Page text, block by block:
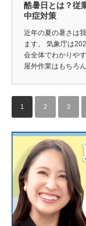
酷暑日とは？従
中症対策
近年の夏の暑さは
ます。 気象庁は
会全体でわかりや
屋外作業はもちろ
1 2 3